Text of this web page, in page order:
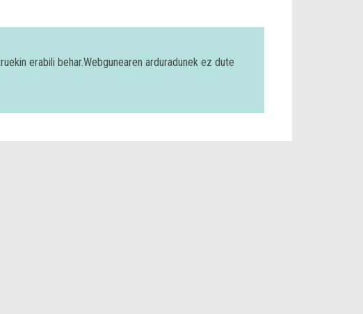
erabili behar.Webgunearen arduradunek ez dute